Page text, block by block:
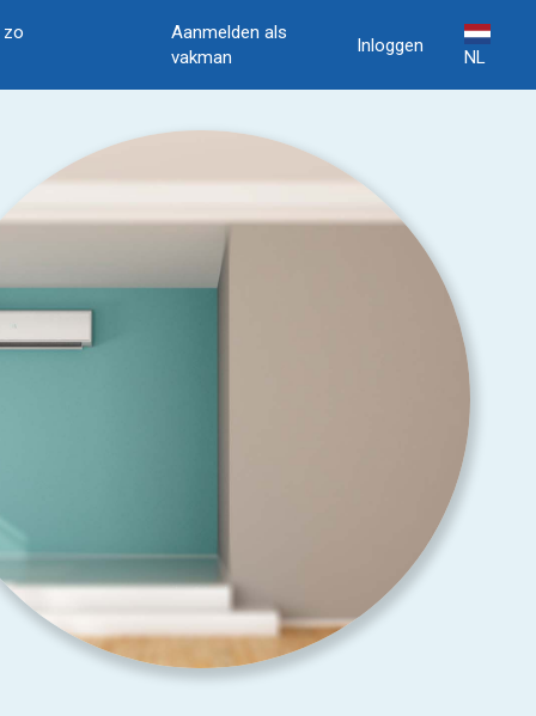
zo
Aanmelden als
vakman
Inloggen
NL